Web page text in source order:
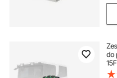
do
do